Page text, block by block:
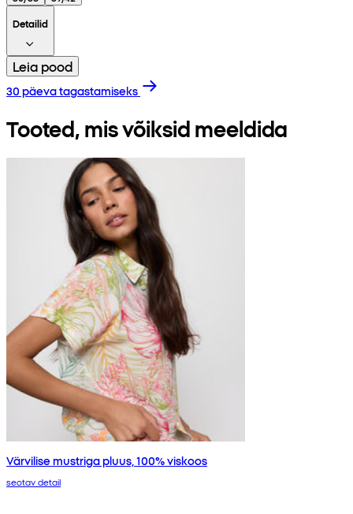
Detailid
Leia pood
30 päeva tagastamiseks
Tooted, mis võiksid meeldida
Värvilise mustriga pluus, 100% viskoos
seotav detail